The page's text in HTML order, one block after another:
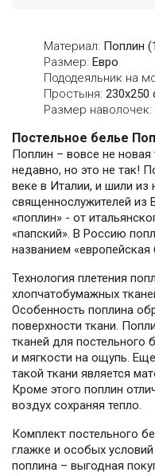
Материал: Поплин
Размер: Евро
Пододеяльник на
Простыня: 230х250
Размер наволочек:
Постельное белье
Поплин – вовсе не новая
недавно, но это не так!
веке в Италии, и шили из
священнослужителей из
«поплин» - от
«папский». В Россию
названием «европейская
Технология плетения
хлопчатобумажных
Особенность поплина
поверхности ткани.
тканей для постельного
и мягкости на ощупь.
такой ткани является
Кроме этого поплин
воздух сохраняя тепло.
Комплект постельного
глажке и особых
поплина – выгодная